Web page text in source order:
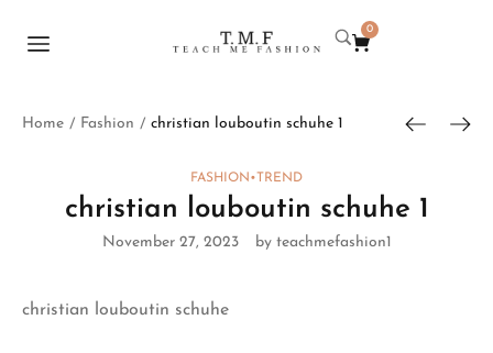
0
Home / Fashion / christian louboutin schuhe 1
FASHION •TREND
christian louboutin schuhe 1
November 27, 2023 by teachmefashion1
christian louboutin schuhe